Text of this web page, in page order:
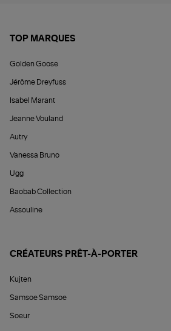
TOP MARQUES
Golden Goose
Jérôme Dreyfuss
Isabel Marant
Jeanne Vouland
Autry
Vanessa Bruno
Ugg
Baobab Collection
Assouline
CRÉATEURS PRÊT-À-PORTER
Kujten
Samsoe Samsoe
Soeur